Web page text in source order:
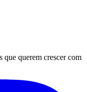
que querem crescer com